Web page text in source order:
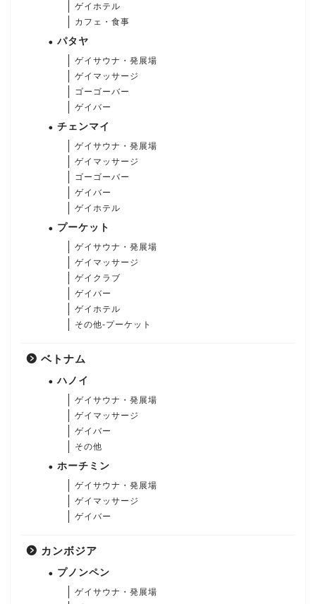
ゲイホテル
カフェ・食事
パタヤ
ゲイサウナ・発展場
ゲイマッサージ
ゴーゴーバー
ゲイバー
チェンマイ
ゲイサウナ・発展場
ゲイマッサージ
ゴーゴーバー
ゲイバー
ゲイホテル
プーケット
ゲイサウナ・発展場
ゲイマッサージ
ゲイクラブ
ゲイバー
ゲイホテル
その他-プーケット
ベトナム
ハノイ
ゲイサウナ・発展場
ゲイマッサージ
ゲイバー
その他
ホーチミン
ゲイサウナ・発展場
ゲイマッサージ
ゲイバー
カンボジア
プノンペン
ゲイサウナ・発展場